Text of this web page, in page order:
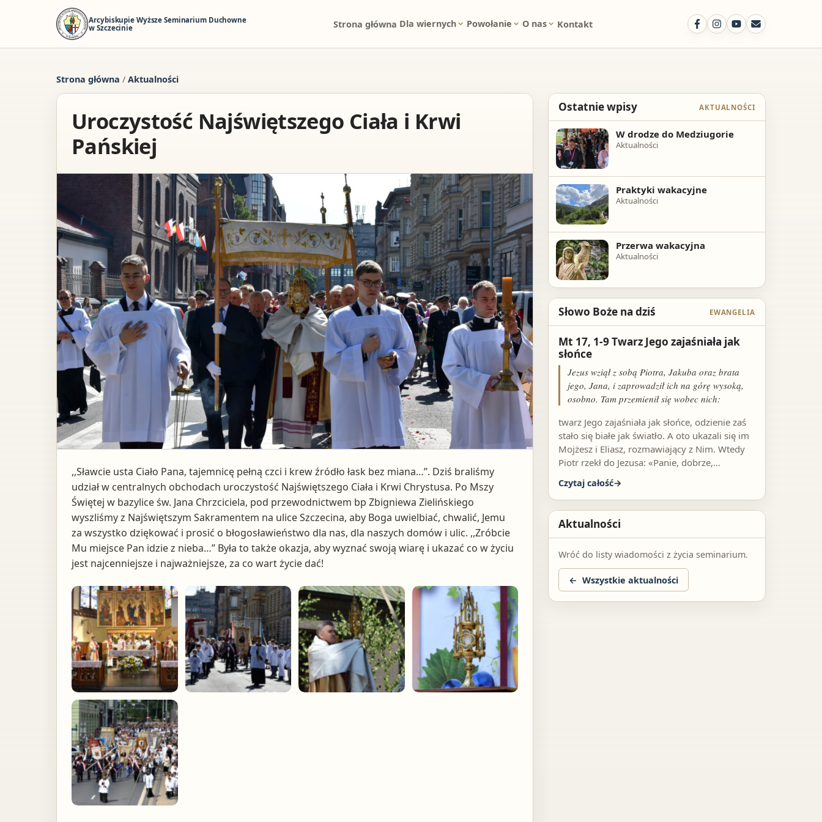
Arcybiskupie Wyższe Seminarium Duchowne
w Szczecinie
Strona główna Dla wiernych Powołanie O nas Kontakt
Strona główna / Aktualności
Uroczystość Najświętszego Ciała i Krwi
Pańskiej
,,Sławcie usta Ciało Pana, tajemnicę pełną czci i krew źródło łask bez miana…’’. Dziś braliśmy
udział w centralnych obchodach uroczystość Najświętszego Ciała i Krwi Chrystusa. Po Mszy
Świętej w bazylice św. Jana Chrzciciela, pod przewodnictwem bp Zbigniewa Zielińskiego
wyszliśmy z Najświętszym Sakramentem na ulice Szczecina, aby Boga uwielbiać, chwalić, Jemu
za wszystko dziękować i prosić o błogosławieństwo dla nas, dla naszych domów i ulic. ,,Zróbcie
Mu miejsce Pan idzie z nieba…’’ Była to także okazja, aby wyznać swoją wiarę i ukazać co w życiu
jest najcenniejsze i najważniejsze, za co wart życie dać!
Ostatnie wpisy AKTUALNOŚCI
W drodze do Medziugorie
Aktualności
Praktyki wakacyjne
Aktualności
Przerwa wakacyjna
Aktualności
Słowo Boże na dziś EWANGELIA
Mt 17, 1-9 Twarz Jego zajaśniała jak
słońce
Jezus wziął z sobą Piotra, Jakuba oraz brata
jego, Jana, i zaprowadził ich na górę wysoką,
osobno. Tam przemienił się wobec nich:
twarz Jego zajaśniała jak słońce, odzienie zaś
stało się białe jak światło. A oto ukazali się im
Mojżesz i Eliasz, rozmawiający z Nim. Wtedy
Piotr rzekł do Jezusa: «Panie, dobrze,…
Czytaj całość
Aktualności
Wróć do listy wiadomości z życia seminarium.
Wszystkie aktualności